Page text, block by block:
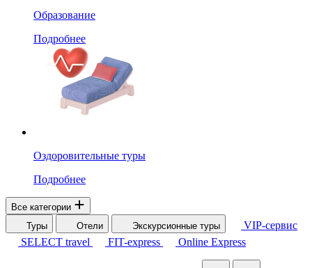
Образование
Подробнее
Оздоровительные туры
Подробнее
Все категории
Туры
Отели Экскурсионные туры
VIP-сервис
SELECT travel
FIT-express Online Express